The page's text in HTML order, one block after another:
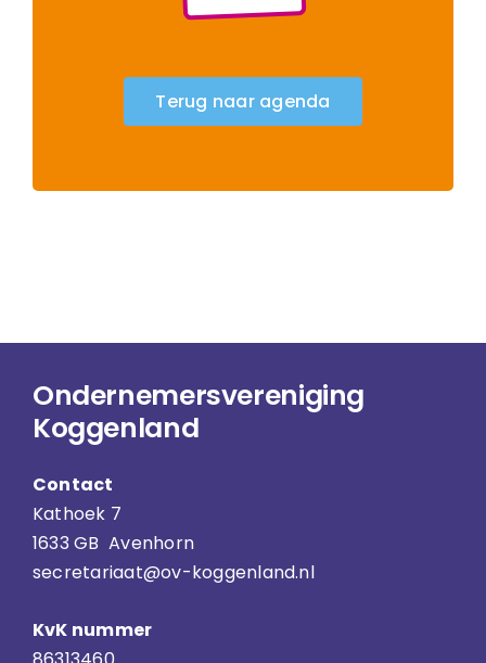
Terug naar agenda
Ondernemersvereniging
Koggenland
Contact
Kathoek 7
1633 GB Avenhorn
secretariaat@ov-koggenland.nl
KvK nummer